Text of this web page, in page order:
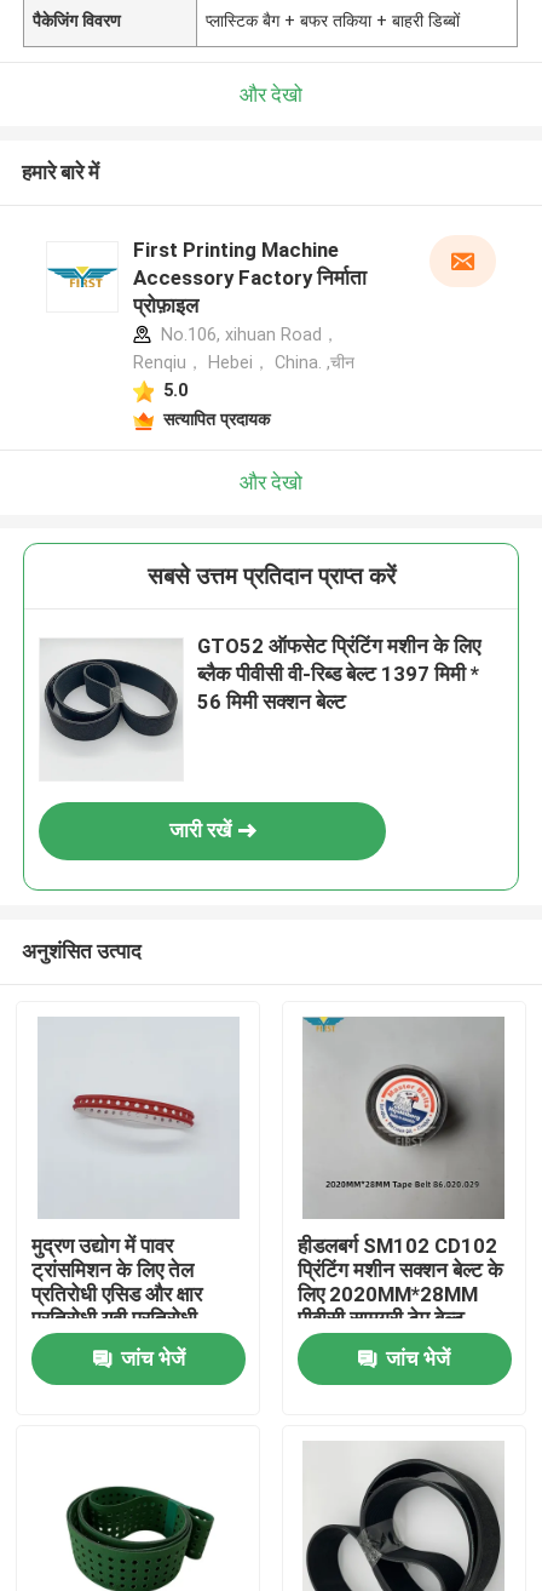
उत्पादों
हमारे बारे में
पैकेजिंग विवरण प्लास्टिक बैग + बफर तकिया + बाहरी डिब्बों
और देखो
हमारे बारे में
First Printing Machine
Accessory Factory निर्माता
प्रोफ़ाइल
No.106, xihuan Road，
Renqiu， Hebei， China. ,चीन
5.0
सत्यापित प्रदायक
और देखो
सबसे उत्तम प्रतिदान प्राप्त करें
GTO52 ऑफसेट प्रिंटिंग मशीन के लिए
ब्लैक पीवीसी वी-रिब्ड बेल्ट 1397 मिमी *
56 मिमी सक्शन बेल्ट
जारी रखें
अनुशंसित उत्पाद
मुद्रण उद्योग में पावर
ट्रांसमिशन के लिए तेल
प्रतिरोधी एसिड और क्षार
प्रतिरोधी यूवी प्रतिरोधी
पीवीसी सक्शन बेल्ट
जांच भेजें
हीडलबर्ग SM102 CD102
प्रिंटिंग मशीन सक्शन बेल्ट के
लिए 2020MM*28MM
पीवीसी सामग्री टेप बेल्ट
जांच भेजें